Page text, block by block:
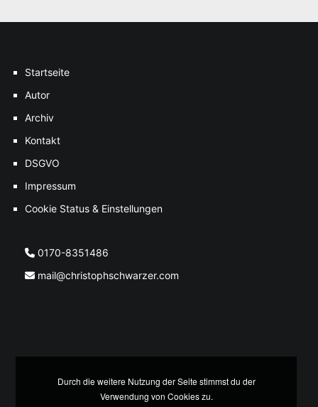
Startseite
Autor
Archiv
Kontakt
DSGVO
Impressum
Cookie Status & Einstellungen
0170-8351486
mail@christophschwarzer.com
Durch die weitere Nutzung der Seite stimmst du der
Verwendung von Cookies zu.